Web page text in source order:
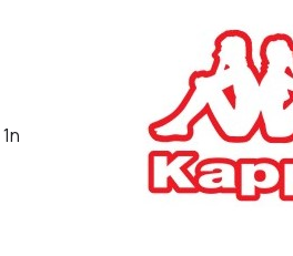
Κ. Πιερρακάκης: Νέα
εποχή για το Ολυμπιακό
Κωπηλατοδρόμιο - Η
δημόσια περιουσία είναι
περιουσία όλων των